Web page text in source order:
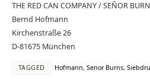
THE RED CAN COMPANY / SEÑOR
Bernd Hofmann
Kirchenstraße 26
D-81675 München
TAGGED Hofmann, Senor Burns,